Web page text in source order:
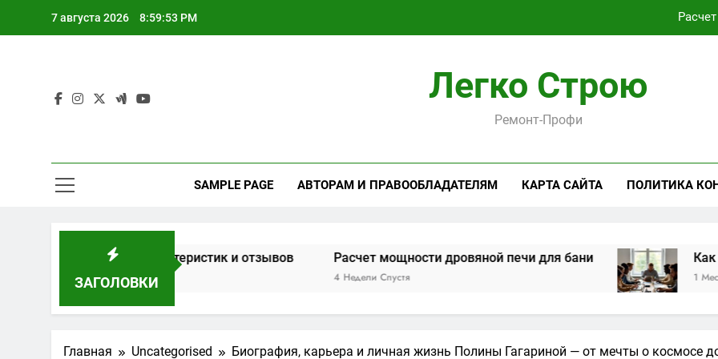
7 августа 2026 8:59:54 PM
Виртуальная платёжная карта за 5 минут без
Критерии выбора пластиковых окон
Как проходит практическая подготовка по
Легко Строю
Ремонт-Профи
SAMPLE PAGE АВТОРАМ И ПРАВООБЛАДАТЕЛЯМ КАРТА САЙТА ПОЛИТИКА
ЗАГОЛОВКИ
на основе характеристик и отзывов Расчет мощности дровяной печи для бани
4 Недели Спустя
Как
1 Месяц Спустя
Главная Uncategorised Биография, карьера и личная жизнь Полины Гагариной — от мечты о космосе